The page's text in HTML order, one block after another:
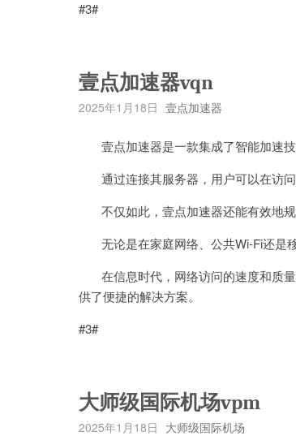
#3#
壹点加速器vqn
2025年1月18日 壹点加速器
壹点加速器是一款集成了智能加速技
通过连接其服务器，用户可以在访问
不仅如此，壹点加速器还能有效地规
无论是在家庭网络、公共Wi-Fi还是移
在信息时代，网络访问的速度和质量
供了便捷的解决方案。
#3#
大师级国际机场vpm
2025年1月18日 大师级国际机场